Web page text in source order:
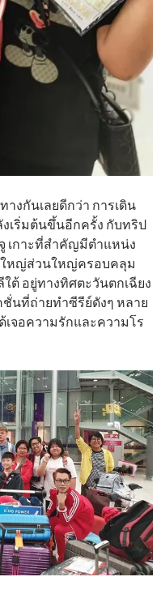
งกันเลยดีกว่า การเดิน
งเริ่มต้นขึ้นอีกครั้ง กับทริป
เกาะที่สำคัญมีตำแหน่ง
ใหญ่ส่วนใหญ่ครอบคลุม
ใต้ อยู่ทางทิศตะวันตกเฉียง
ชั่นที่ถ่ายทำซีรีย์ดังๆ หลาย
เจอความรักและความโร